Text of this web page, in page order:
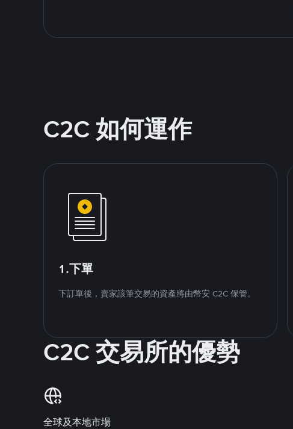
C2C 如何運作
1.下單
下訂單後，賣家該筆交易的資產將由幣安 C2C 保管。
C2C 交易所的優勢
全球及本地市場